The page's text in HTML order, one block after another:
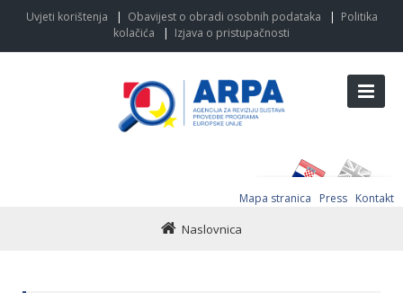
Uvjeti korištenja | Obavijest o obradi osobnih podataka | Politika
kolačića | Izjava o pristupačnosti
Mapa stranica Press Kontakt
Naslovnica